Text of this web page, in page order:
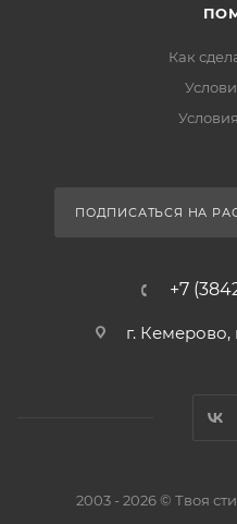
Как
ПОДПИСАТЬСЯ НА
+7
г. Кемерово,
2003 - 2026 © Твоя